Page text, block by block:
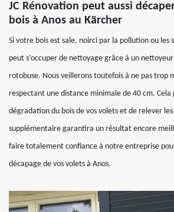
JC Rénovation peut aussi
bois à Anos au Kärcher
Si votre bois est sale, noirci par la pollution ou les
peut s’occuper de nettoyage grâce à un
rotobuse. Nous veillerons toutefois à ne pas trop
respectant une distance minimale de 40 cm.
dégradation du bois de vos volets et de relever
supplémentaire garantira un résultat encore
faire totalement confiance à notre entreprise
décapage de vos volets à Anos.